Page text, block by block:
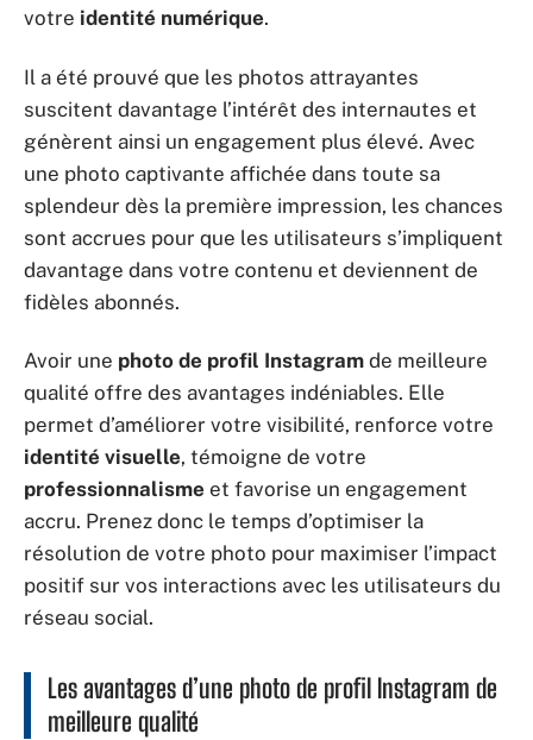
votre identité numérique.
Il a été prouvé que les photos attrayantes
suscitent davantage l’intérêt des internautes et
génèrent ainsi un engagement plus élevé. Avec
une photo captivante affichée dans toute sa
splendeur dès la première impression, les chances
sont accrues pour que les utilisateurs s’impliquent
davantage dans votre contenu et deviennent de
fidèles abonnés.
Avoir une photo de profil Instagram de meilleure
qualité offre des avantages indéniables. Elle
permet d’améliorer votre visibilité, renforce votre
identité visuelle, témoigne de votre
professionnalisme et favorise un engagement
accru. Prenez donc le temps d’optimiser la
résolution de votre photo pour maximiser l’impact
positif sur vos interactions avec les utilisateurs du
réseau social.
Les avantages d’une photo de profil Instagram de
meilleure qualité